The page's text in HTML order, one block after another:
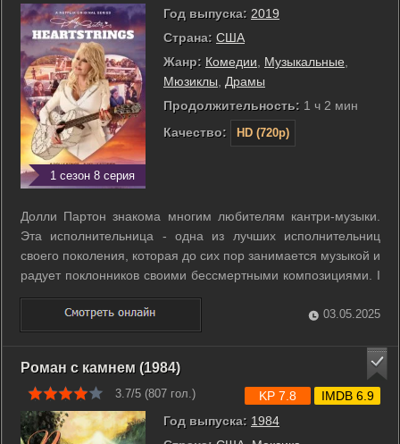
1 сезон 8 серия
Год выпуска: 2019
Страна: США
Жанр: Комедии Музыкальные
Мюзиклы
Драмы
Продолжительность: 1 ч 2 мин
Качество:
HD (720p)
Долли Партон знакома многим любителям кантри-музыки.
Эта исполнительница - одна из лучших исполнительниц
своего поколения, которая до сих пор занимается музыкой и
радует поклонников своими бессмертными композициями. I
Will Always Love You - наиболее известная песня Долли,
хотя истинную популярность ей принес ремейк от Уитни
Хьюстон. В этом сериале ...
03.05.2025
Роман с камнем (1984)
3.7/5 (807 гол.)
Год выпуска: 1984
KP 7.8 IMDB 6.9